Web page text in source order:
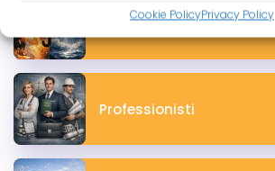
Cookie PolicyPrivacy Policy
Eventi & Meteo
Professionisti